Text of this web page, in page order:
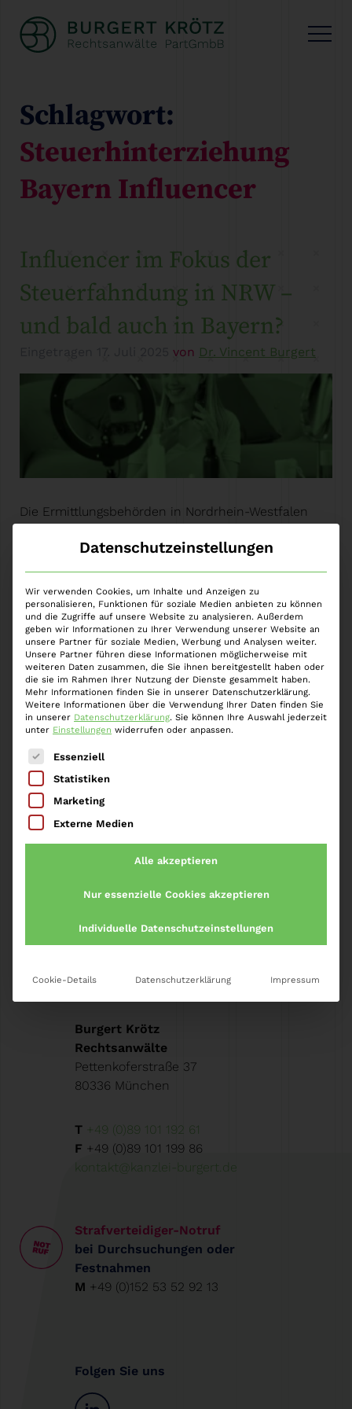
Schlagwort:
Steuerhinterziehung
Bayern Influencer
Influencer im Fokus der
Steuerfahndung in NRW –
und bald auch in Bayern?
von Dr. Vincent Burgert
Die Ermittlungsbehörden in Nordrhein-Westfalen
und Steuerkriminalität. Dieser Beitrag beleuchtet,
in NRW geführt werden, welche Folgen dies für
andere Bundesländer – insbesondere Bayern –
haben könnte und was Influencer jetzt beachten
müssen, um sich vor strafrechtlichen Konsequenzen
zu schützen. Steuerfahndung in NRW: Was ist…
Weiter »
Startseite Steuerhinterziehung Bayern Influencer
Impressum
Datenschutz
Kontakt
Burgert Krötz
Rechtsanwälte
Pettenkoferstraße 37
80336 München
T +49 (0)89 101 192 61
F +49 (0)89 101 199 86
kontakt@kanzlei-burgert.de
Strafverteidiger-Notruf
bei Durchsuchungen oder
Festnahmen
M +49 (0)152 53 52 92 13
Folgen Sie uns
Datenschutzeinstellungen
Wir verwenden Cookies, um Inhalte und Anzeigen zu
personalisieren, Funktionen für soziale Medien anbieten zu können
und die Zugriffe auf unsere Website zu analysieren. Außerdem
geben wir Informationen zu Ihrer Verwendung unserer Website an
unsere Partner für soziale Medien, Werbung und Analysen weiter.
Unsere Partner führen diese Informationen möglicherweise mit
weiteren Daten zusammen, die Sie ihnen bereitgestellt haben oder
die sie im Rahmen Ihrer Nutzung der Dienste gesammelt haben.
Mehr Informationen finden Sie in unserer Datenschutzerklärung.
Weitere Informationen über die Verwendung Ihrer Daten finden Sie
in unserer Datenschutzerklärung. Sie können Ihre Auswahl jederzeit
unter Einstellungen widerrufen oder anpassen.
Es folgt eine Liste der Service-Gruppen, für die
Essenziell
Statistiken
Marketing
Externe Medien
Alle akzeptieren
Nur essenzielle Cookies akzeptieren
Individuelle Datenschutzeinstellungen
Cookie-Details Datenschutzerklärung Impressum